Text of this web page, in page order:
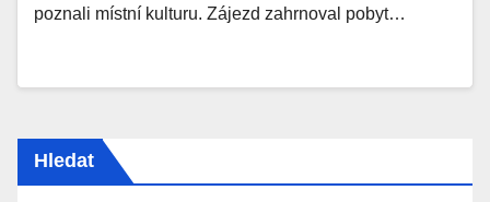
poznali místní kulturu. Zájezd zahrnoval pobyt…
Hledat